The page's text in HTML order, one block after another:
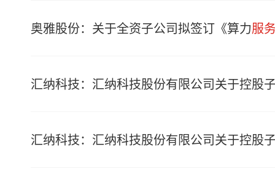
奥雅股份：关于全资子公司拟签订《算力服
汇纳科技：汇纳科技股份有限公司关于控股
汇纳科技：汇纳科技股份有限公司关于控股